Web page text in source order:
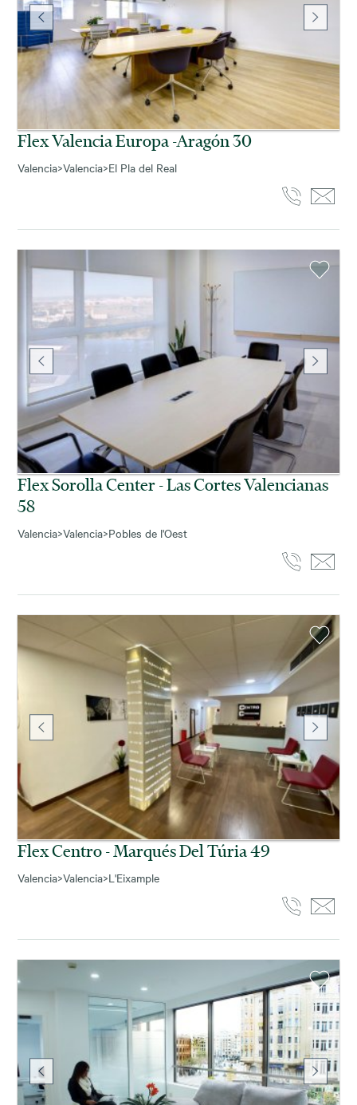
Flex Valencia Europa -aragón 30
Valencia>Valencia>El Pla del Real
Flex Sorolla Center - Las Cortes Valencianas
58
Valencia>Valencia>Pobles de l'Oest
Flex Centro - Marqués Del Túria 49
Valencia>Valencia>L'Eixample